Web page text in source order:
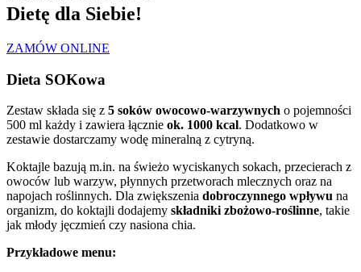
Dietę dla Siebie!
ZAMÓW ONLINE
Dieta SOKowa
Zestaw składa się z 5 soków owocowo-warzywnych o pojemności
500 ml każdy i zawiera łącznie ok. 1000 kcal. Dodatkowo w
zestawie dostarczamy wodę mineralną z cytryną.
Koktajle bazują m.in. na świeżo wyciskanych sokach, przecierach z
owoców lub warzyw, płynnych przetworach mlecznych oraz na
napojach roślinnych. Dla zwiększenia dobroczynnego wpływu na
organizm, do koktajli dodajemy składniki zbożowo-roślinne, takie
jak młody jęczmień czy nasiona chia.
Przykładowe menu: